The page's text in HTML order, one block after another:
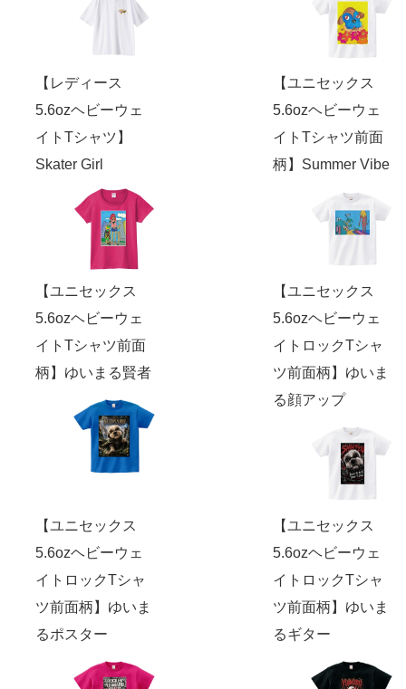
【レディース
5.6ozヘビーウェ
イトTシャツ】
Skater Girl
【ユニセックス
5.6ozヘビーウェ
イトTシャツ前面
柄】Summer Vibe
【ユニセックス
5.6ozヘビーウェ
イトTシャツ前面
柄】ゆいまる賢者
【ユニセックス
5.6ozヘビーウェ
イトロックTシャ
ツ前面柄】ゆいま
る顔アップ
【ユニセックス
5.6ozヘビーウェ
イトロックTシャ
ツ前面柄】ゆいま
るポスター
【ユニセックス
5.6ozヘビーウェ
イトロックTシャ
ツ前面柄】ゆいま
るギター